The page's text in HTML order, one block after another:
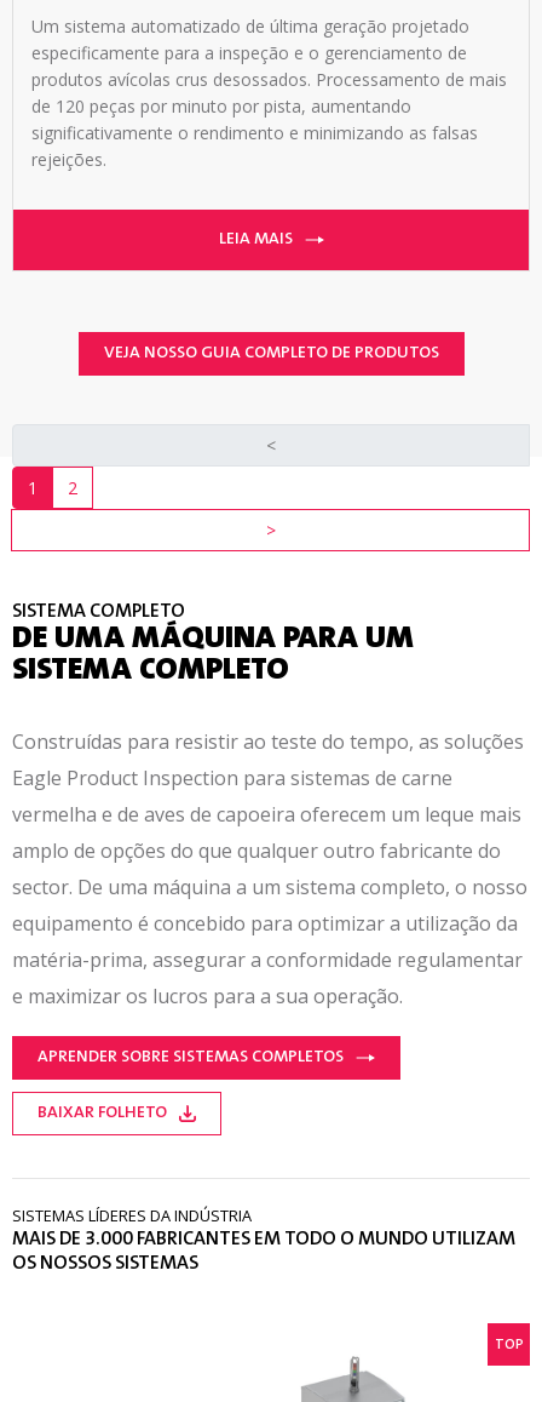
Um sistema automatizado de última geração projetado
especificamente para a inspeção e o gerenciamento de
produtos avícolas crus desossados. Processamento de mais
de 120 peças por minuto por pista, aumentando
significativamente o rendimento e minimizando as falsas
rejeições.
LEIA MAIS
VEJA NOSSO GUIA COMPLETO DE PRODUTOS
<
1
2
>
SISTEMA COMPLETO
DE UMA MÁQUINA PARA UM
SISTEMA COMPLETO
Construídas para resistir ao teste do tempo, as soluções
Eagle Product Inspection para sistemas de carne
vermelha e de aves de capoeira oferecem um leque mais
amplo de opções do que qualquer outro fabricante do
sector. De uma máquina a um sistema completo, o nosso
equipamento é concebido para optimizar a utilização da
matéria-prima, assegurar a conformidade regulamentar
e maximizar os lucros para a sua operação.
APRENDER SOBRE SISTEMAS COMPLETOS
BAIXAR FOLHETO
SISTEMAS LÍDERES DA INDÚSTRIA
MAIS DE 3.000 FABRICANTES EM TODO O MUNDO UTILIZAM
OS NOSSOS SISTEMAS
TOP